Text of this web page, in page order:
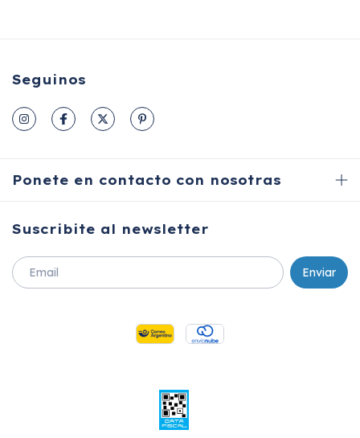
Seguinos
Ponete en contacto con nosotras
Suscribite al newsletter